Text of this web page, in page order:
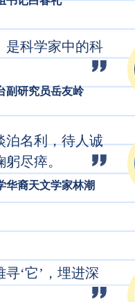
是科学家中的科
副研究员岳友岭
泊名利，待人诚
尽瘁。
华裔天文学家林潮
‘它’，埋进深